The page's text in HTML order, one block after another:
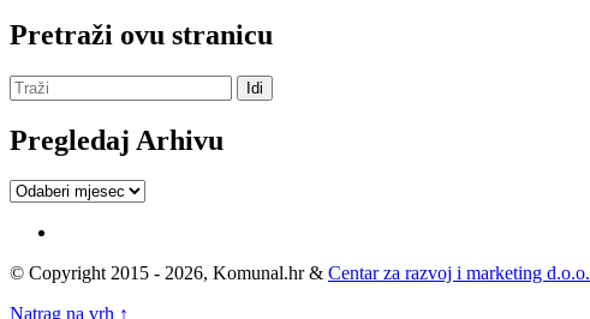
Pretraži ovu stranicu
Pregledaj Arhivu
Pregledaj
© Copyright 2015 - 2026, Komunal.hr & Centar za razvoj i marketing d.o.o.
Natrag na vrh ↑